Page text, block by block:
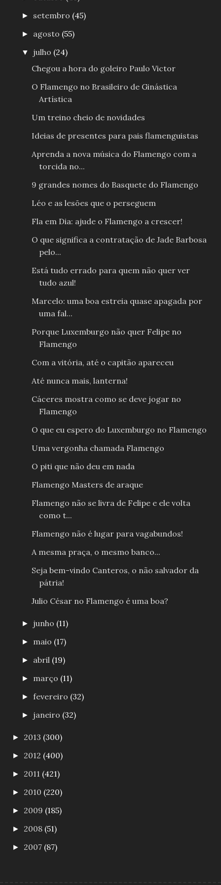
► setembro (45)
► agosto (55)
▼ julho (24)
Chegou a hora do goleiro Paulo Victor
O Flamengo no Brasileiro de Ginástica
Artística
Um treino cheio de novidades
Ideias de presentes para pais flamenguistas
Aprenda a nova música do Flamengo com a
torcida no...
9 grandes nomes do Basquete do Flamengo
Léo e as lesões que o perseguem
Fla em Dia: ajude o Flamengo a crescer!
O que significa a contratação de Jade Barbosa
pelo...
Está tudo errado para quem não quer ver
tudo azul!
Marcelo: uma boa estreia quase apagada por
uma fal...
Porque Luxemburgo não quer Felipe no
Flamengo
Com a vitória, até o capitão apareceu
Até nunca mais, lanterna!
Cáceres mostra como se deve jogar no
Flamengo
O que eu espero do Luxemburgo no Flamengo
Uma vergonha chamada Flamengo
O piti que não deu em nada
Flamengo Masters de araque
Flamengo não se livra de Felipe e ele volta
como t...
Flamengo não é lugar para vagabundos!
A mesma praça, o mesmo banco...
Seja bem-vindo Canteros, o não salvador da
pátria!
Julio César no Flamengo é uma boa?
► junho (11)
► maio (17)
► abril (19)
► março (11)
►fevereiro (32)
► janeiro (32)
► 2013 (300)
► 2012 (400)
► 2011 (421)
► 2010 (220)
► 2009 (185)
► 2008 (51)
► 2007 (87)